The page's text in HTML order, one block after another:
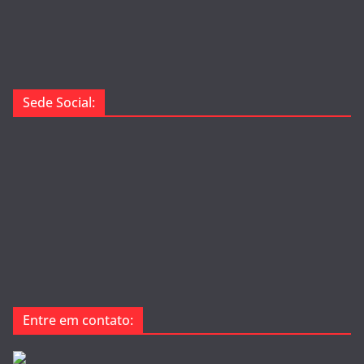
Sede Social:
Entre em contato: